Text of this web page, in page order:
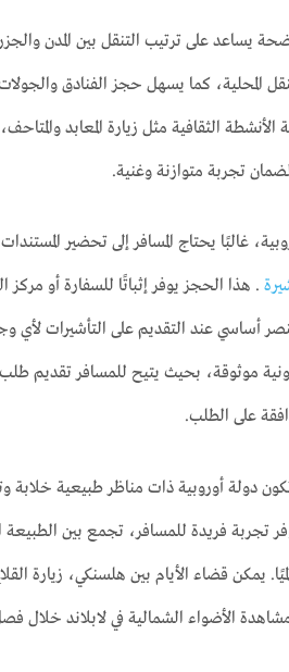
يساعد على ترتيب التنقل بين المدن
المحلية، كما يسهل حجز الفنادق
الثقافية مثل زيارة المعابد
تجربة متوازنة وغنية.
غالبًا يحتاج المسافر إلى تحضير
. هذا الحجز يوفر إثباتًا للسفارة أو
أساسي عند التقديم على التأشيرات لأي
موثوقة، بحيث يتيح للمسافر تقديم طلب
على الطلب.
دولة أوروبية ذات مناظر طبيعية خلابة
تجربة فريدة للمسافر، تجمع بين الطبيعة
يمكن قضاء الأيام بين هلسنكي، زيارة
الأضواء الشمالية في لابلاند خلال